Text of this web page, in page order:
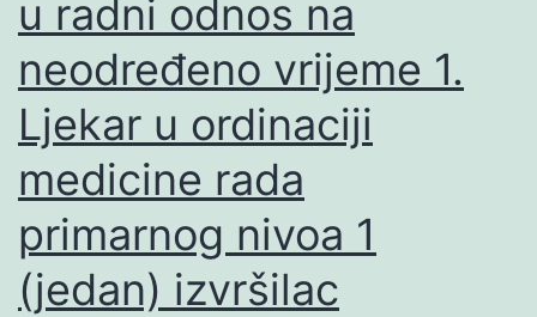
u radni odnos na
neodređeno vrijeme 1.
Ljekar u ordinaciji
medicine rada
primarnog nivoa 1
(jedan) izvršilac